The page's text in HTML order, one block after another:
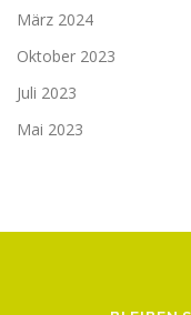
März 2024
Oktober 2023
Juli 2023
Mai 2023